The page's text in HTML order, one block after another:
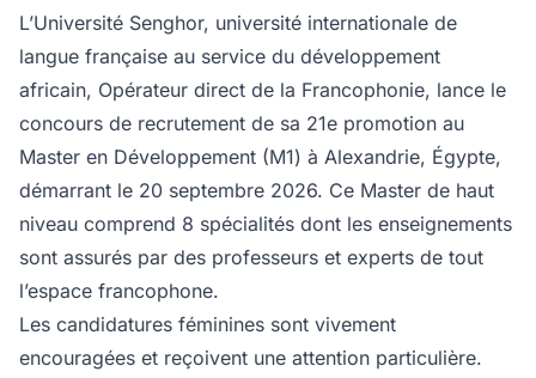
L’Université Senghor, université internationale de
langue française au service du développement
africain, Opérateur direct de la Francophonie, lance le
concours de recrutement de sa 21e promotion au
Master en Développement (M1) à Alexandrie, Égypte,
démarrant le 20 septembre 2026. Ce Master de haut
niveau comprend 8 spécialités dont les enseignements
sont assurés par des professeurs et experts de tout
l’espace francophone.
Les candidatures féminines sont vivement
encouragées et reçoivent une attention particulière.